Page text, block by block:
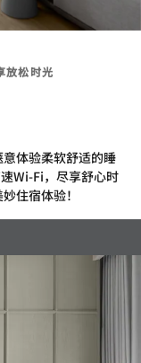
放松时光
体验柔软舒适的睡
Wi-Fi，尽享舒心时
住宿体验！